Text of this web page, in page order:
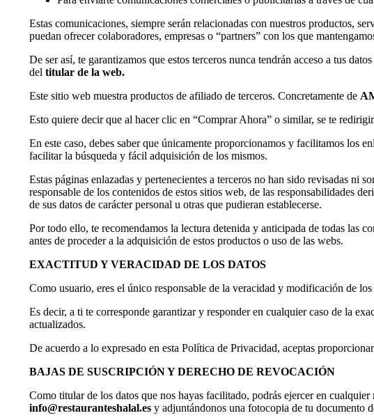
Estas comunicaciones, siempre serán relacionadas con nuestros productos,
puedan ofrecer colaboradores, empresas o “partners” con los que
De ser así, te garantizamos que estos terceros nunca tendrán acceso a tus
del titular de la web.
Este sitio web muestra productos de afiliado de terceros. Concretamente de
Esto quiere decir que al hacer clic en “Comprar Ahora” o similar, se te
En este caso, debes saber que únicamente proporcionamos y facilitamos los
facilitar la búsqueda y fácil adquisición de los mismos.
Estas páginas enlazadas y pertenecientes a terceros no han sido revisadas ni
responsable de los contenidos de estos sitios web, de las responsabilidades
de sus datos de carácter personal u otras que pudieran establecerse.
Por todo ello, te recomendamos la lectura detenida y anticipada de todas las
antes de proceder a la adquisición de estos productos o uso de las webs.
EXACTITUD Y VERACIDAD DE LOS DATOS
Como usuario, eres el único responsable de la veracidad y modificación de
Es decir, a ti te corresponde garantizar y responder en cualquier caso de la
actualizados.
De acuerdo a lo expresado en esta Política de Privacidad, aceptas
BAJAS DE SUSCRIPCIÓN Y DERECHO DE REVOCACIÓN
Como titular de los datos que nos hayas facilitado, podrás ejercer en
info@restauranteshalal.es y adjuntándonos una fotocopia de tu documento